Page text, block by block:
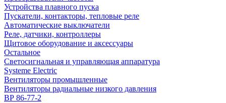
Устройства плавного пуска
Пускатели, контакторы, тепловые реле
Автоматические выключатели
Реле, датчики, контроллеры
Щитовое оборудование и аксессуары
Остальное
Светосигнальная и управляющая аппаратура
Systeme Electric
Вентиляторы промышленные
Вентиляторы радиальные низкого давления
ВР 86-77-2